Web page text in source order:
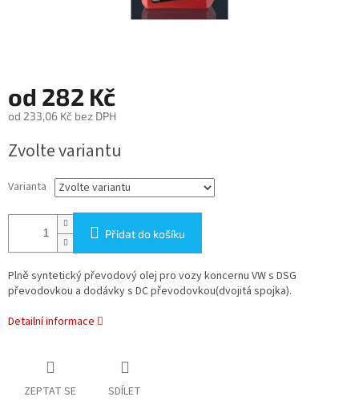
od 282 Kč
od 233,06 Kč bez DPH
cena:
Zvolte variantu
Varianta
Přidat do košíku
Plně syntetický převodový olej pro vozy koncernu VW s DSG
převodovkou a dodávky s DC převodovkou(dvojitá spojka).
Detailní informace
ZEPTAT SE SDÍLET